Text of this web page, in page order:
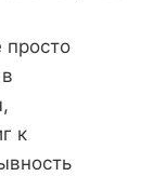
просто
к